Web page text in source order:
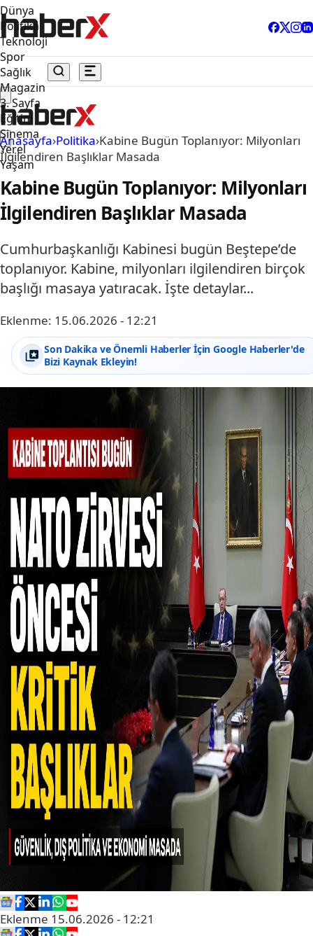
Dünya
Politika
Teknoloji
Spor
Sağlık
Magazin
3. Sayfa
Eğitim
Sinema
Yerel
Yaşam
Anasayfa›Politika›Kabine Bugün Toplanıyor: Milyonları
İlgilendiren Başlıklar Masada
Kabine Bugün Toplanıyor: Milyonları
İlgilendiren Başlıklar Masada
Cumhurbaşkanlığı Kabinesi bugün Beştepe’de
toplanıyor. Kabine, milyonları ilgilendiren birçok
başlığı masaya yatıracak. İşte detaylar...
Eklenme: 15.06.2026 - 12:21
Son Dakika ve Önemli Haberler İçin Google Haberler'de
Bizi Kaynak Ekleyin!
Eklenme 15.06.2026 - 12:21